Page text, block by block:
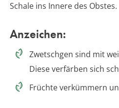
Schale ins Innere des Obstes.
Anzeichen:
Zwetschgen sind mit
Diese verfärben sich
Früchte verkümmern